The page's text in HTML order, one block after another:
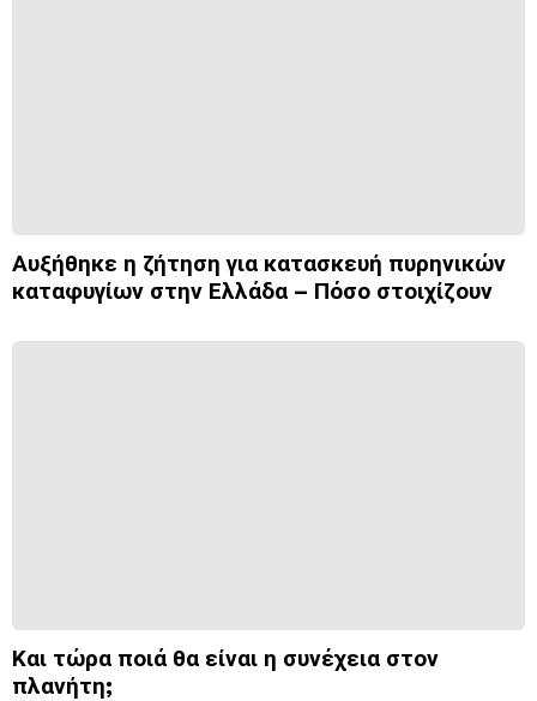
Αυξήθηκε η ζήτηση για κατασκευή πυρηνικών
καταφυγίων στην Ελλάδα – Πόσο στοιχίζουν
Και τώρα ποιά θα είναι η συνέχεια στον
πλανήτη;